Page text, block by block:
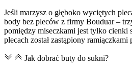
Jeśli marzysz o głęboko wyciętych
body bez pleców z firmy Bouduar –
pomiędzy miseczkami jest tylko cienki
plecach został zastąpiony
Jak dobrać buty do sukni?